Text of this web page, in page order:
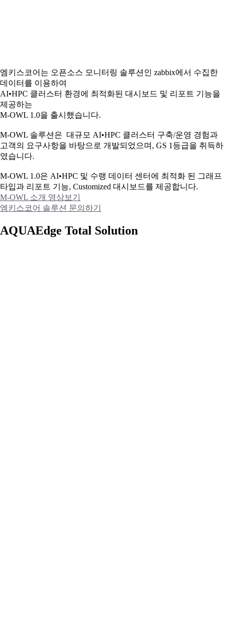
엠키스코어는 오픈소스 모니터링 솔루션인 zabbix에서 수집한
데이터를 이용하여
AI•HPC 클러스터 환경에 최적화된 대시보드 및 리포트 기능을
제공하는
M-OWL 1.0을 출시했습니다.
M-OWL 솔루션은 대규모 AI•HPC 클러스터 구축/운영 경험과
고객의 요구사항을 바탕으로 개발되었으며, GS 1등급을 취득하
였습니다.
M-OWL 1.0은 AI•HPC 및 수랭 데이터 센터에 최적화 된 그래프
타입과 리포트 기능, Customized 대시보드를 제공합니다.
M-OWL 소개 영상보기
엠키스코어 솔루션 문의하기
AQUAEdge Total Solution